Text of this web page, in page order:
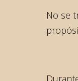
No se